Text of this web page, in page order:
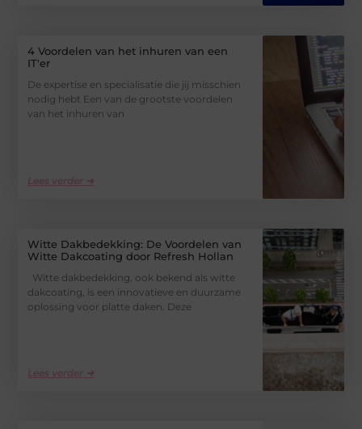
4 Voordelen van het inhuren van een
IT'er
De expertise en specialisatie die jij misschien
nodig hebt Een van de grootste voordelen
van het inhuren van
Lees verder ➜
Witte Dakbedekking: De Voordelen van
Witte Dakcoating door Refresh Hollan
Witte dakbedekking, ook bekend als witte
dakcoating, is een innovatieve en duurzame
oplossing voor platte daken. Deze
Lees verder ➜